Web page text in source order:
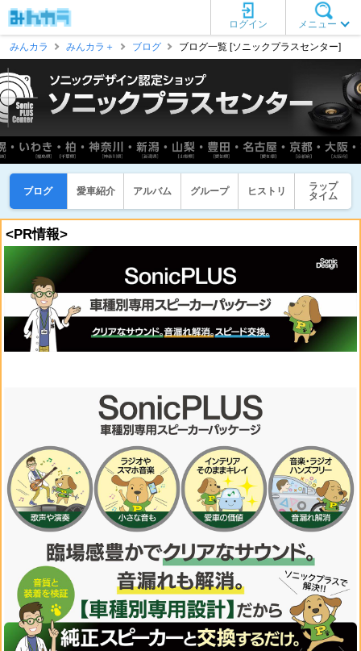
メニュー
ログイン
みんカラ
みんカラ＋ ブログ ブログ一覧 [ソニックプラスセンター]
ブログ 愛車紹介 アルバム グループ ヒストリ
ラップ
タイム
<PR情報>